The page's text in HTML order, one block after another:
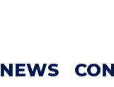
NEWS